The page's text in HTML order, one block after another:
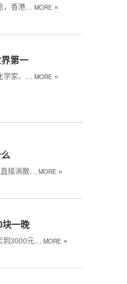
，香港… MORE »
第一
学家、… MORE »
接消散… MORE »
一晚
到3000元… MORE »